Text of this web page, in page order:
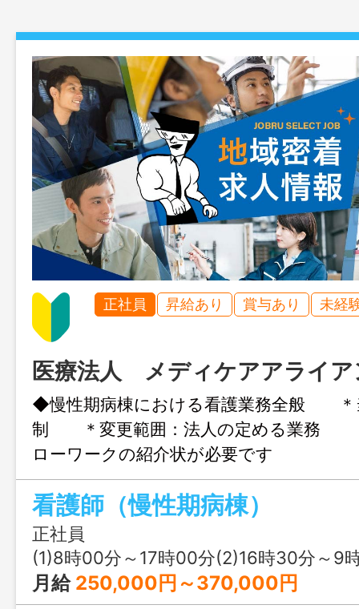
正社員 昇給あり 賞与あり 未経
医療法人 メディケアアライア
◆慢性期病棟における看護業務全般 ＊
制 ＊変更範囲：法人の定める業務
ローワークの紹介状が必要です
看護師（慢性期病棟）
正社員
(1)8時00分～17時00分(2)16時30分～9
月給 250,000円～370,000円